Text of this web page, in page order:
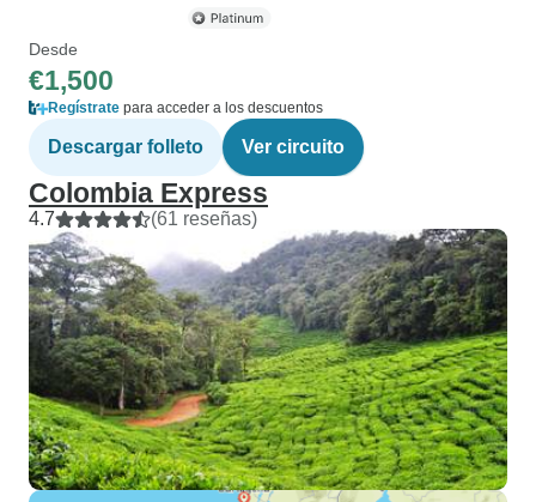
Desde
€1,500
Regístrate para acceder a los descuentos
Descargar folleto Ver circuito
Colombia Express
4.7 (61 reseñas)